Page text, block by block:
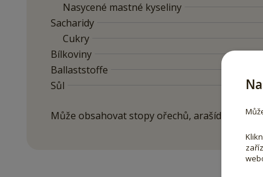
Nasycené mastné kyseliny
Sacharidy
Cukry
Bílkoviny
Ballaststoffe
Sůl
Může obsahovat stopy ořechů, arašídů a